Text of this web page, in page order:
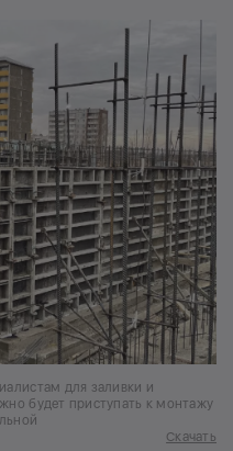
для заливки и
будет приступать к монтажу
Скачать